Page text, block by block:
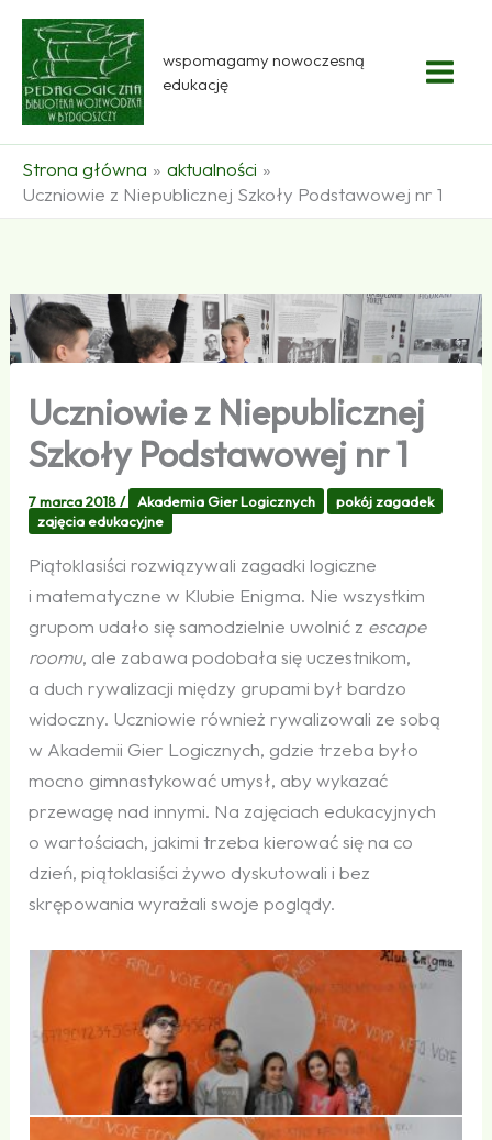
Przejdź
treści
wspomagamy nowoczesną
edukację
Strona główna
aktualności
Uczniowie z Niepublicznej Szkoły Podstawowej nr 1
Uczniowie z Niepublicznej
Szkoły Podstawowej nr 1
7 marca 2018/ Akademia Gier Logicznych
pokój zagadek
zajęcia edukacyjne
Piątoklasiści rozwiązywali zagadki logiczne
i matematyczne w Klubie Enigma. Nie wszystkim
grupom udało się samodzielnie uwolnić z escape
roomu, ale zabawa podobała się uczestnikom,
a duch rywalizacji między grupami był bardzo
widoczny. Uczniowie również rywalizowali ze sobą
w Akademii Gier Logicznych, gdzie trzeba było
mocno gimnastykować umysł, aby wykazać
przewagę nad innymi. Na zajęciach edukacyjnych
o wartościach, jakimi trzeba kierować się na co
dzień, piątoklasiści żywo dyskutowali i bez
skrępowania wyrażali swoje poglądy.